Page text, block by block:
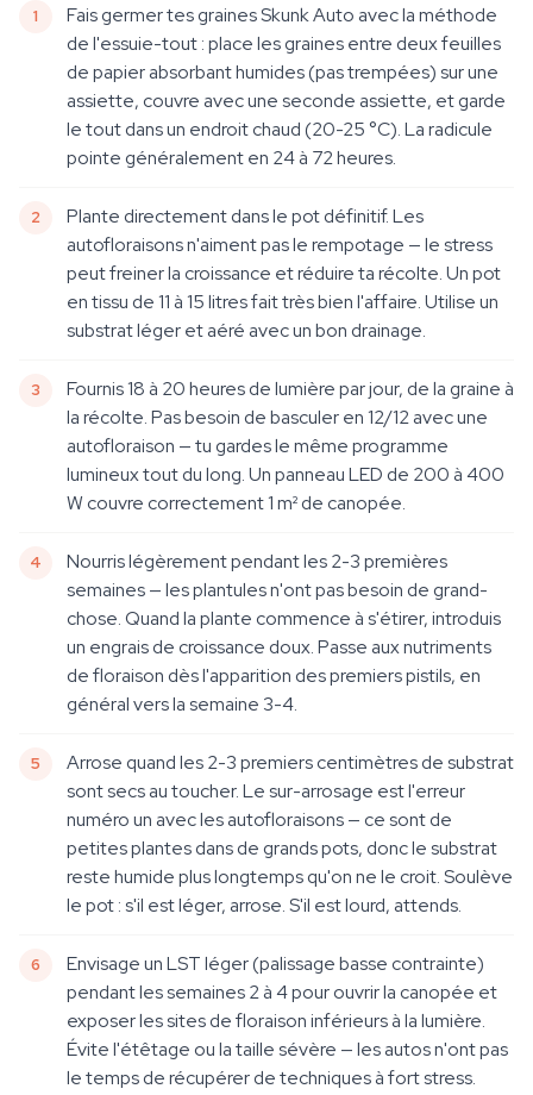
Fais germer tes graines Skunk Auto avec la méthode
de l'essuie-tout : place les graines entre deux feuilles
de papier absorbant humides (pas trempées) sur une
assiette, couvre avec une seconde assiette, et garde
le tout dans un endroit chaud (20-25 °C). La radicule
pointe généralement en 24 à 72 heures.
Plante directement dans le pot définitif. Les
autofloraisons n'aiment pas le rempotage — le stress
peut freiner la croissance et réduire ta récolte. Un pot
en tissu de 11 à 15 litres fait très bien l'affaire. Utilise un
substrat léger et aéré avec un bon drainage.
Fournis 18 à 20 heures de lumière par jour, de la graine à
la récolte. Pas besoin de basculer en 12/12 avec une
autofloraison — tu gardes le même programme
lumineux tout du long. Un panneau LED de 200 à 400
W couvre correctement 1 m² de canopée.
Nourris légèrement pendant les 2-3 premières
semaines — les plantules n'ont pas besoin de grand-
chose. Quand la plante commence à s'étirer, introduis
un engrais de croissance doux. Passe aux nutriments
de floraison dès l'apparition des premiers pistils, en
général vers la semaine 3-4.
Arrose quand les 2-3 premiers centimètres de substrat
sont secs au toucher. Le sur-arrosage est l'erreur
numéro un avec les autofloraisons — ce sont de
petites plantes dans de grands pots, donc le substrat
reste humide plus longtemps qu'on ne le croit. Soulève
le pot : s'il est léger, arrose. S'il est lourd, attends.
Envisage un LST léger (palissage basse contrainte)
pendant les semaines 2 à 4 pour ouvrir la canopée et
exposer les sites de floraison inférieurs à la lumière.
Évite l'étêtage ou la taille sévère — les autos n'ont pas
le temps de récupérer de techniques à fort stress.